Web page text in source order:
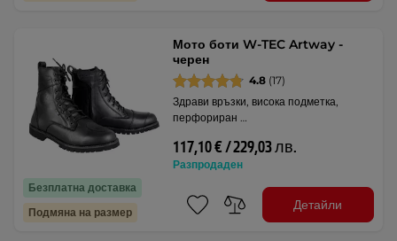
Безплатна доставка
Подмяна на размер
Мото боти W-TEC Artway -
черен
4.8 (17)
Здрави връзки, висока подметка,
перфориран …
117,10 € / 229,03 лв.
Разпродаден
Детайли